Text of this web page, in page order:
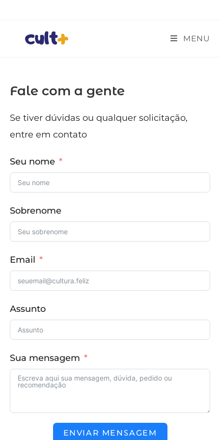
conteúdo
MENU
Fale com a gente
Se tiver dúvidas ou qualquer solicitação,
entre em contato
Seu nome
Sobrenome
Email
Assunto
Sua mensagem
ENVIAR MENSAGEM